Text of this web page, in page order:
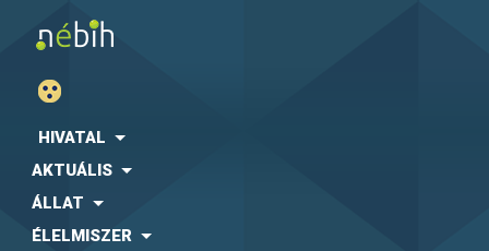
HIVATAL
AKTUÁLIS
ÁLLAT
ÉLELMISZER